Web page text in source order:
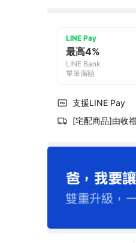
LINE Pay
最高4%
LINE Bank
單筆滿額
支援LINE Pay
[宅配商品]由收